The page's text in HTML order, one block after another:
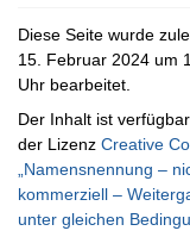
Diese Seite wurde
15. Februar 2024 um
Uhr bearbeitet.
Der Inhalt ist
der Lizenz Creative
„Namensnennung –
kommerziell –
unter gleichen